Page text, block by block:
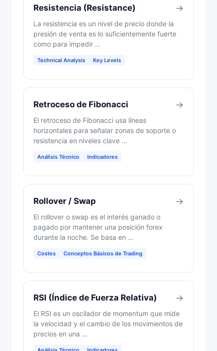
Resistencia (Resistance)
La resistencia es un nivel de precio donde la
presión de venta es lo suficientemente fuerte
como para impedir …
Technical Analysis Key Levels
→
Retroceso de Fibonacci
El retroceso de Fibonacci usa líneas
horizontales para señalar zonas de soporte o
resistencia en niveles clave …
Análisis Técnico Indicadores
→
Rollover / Swap
El rollover o swap es el interés ganado o
pagado por mantener una posición forex
durante la noche. Se basa en …
Costes Conceptos Básicos de Trading
→
RSI (Índice de Fuerza Relativa)
El RSI es un oscilador de momentum que mide
la velocidad y el cambio de los movimientos de
precios en una …
→